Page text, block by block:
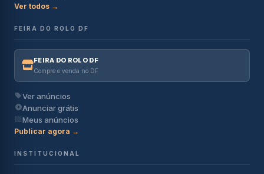
Ver todos →
FEIRA DO ROLO DF
FEIRA DO ROLO DF
Compre e venda no DF
Ver anúncios
Anunciar grátis
Meus anúncios
Publicar agora →
INSTITUCIONAL